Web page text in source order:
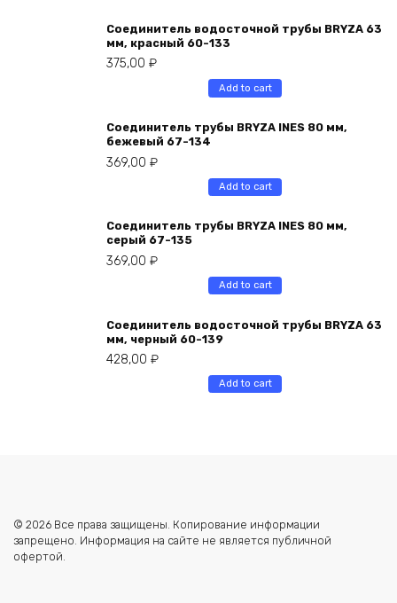
Соединитель водосточной трубы BRYZA 63
мм, краcный 60-133
375,00 ₽
Add to cart
Соединитель трубы BRYZA INES 80 мм,
бежевый 67-134
369,00 ₽
Add to cart
Соединитель трубы BRYZA INES 80 мм,
серый 67-135
369,00 ₽
Add to cart
Соединитель водосточной трубы BRYZA 63
мм, черный 60-139
428,00 ₽
Add to cart
© 2026 Все права защищены. Копирование информации
запрещено. Информация на сайте не является публичной
офертой.